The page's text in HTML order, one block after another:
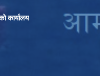
कार्यालय